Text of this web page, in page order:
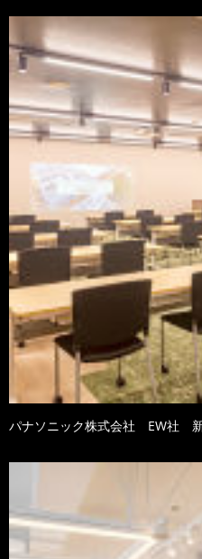
パナソニック株式会社 EW社